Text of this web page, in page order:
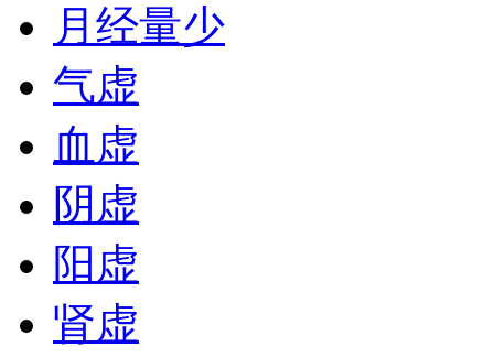
月经量少
气虚
血虚
阴虚
阳虚
肾虚